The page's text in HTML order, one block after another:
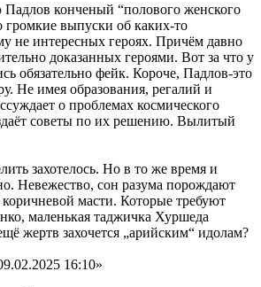
конченый “полового женского
громкие выпуски об каких-то
не интересных героях. Причём давно
доказанных героями. Вот за что у
обязательно фейк. Короче, Падлов-это
Не имея образования, регалий и
о проблемах космического
советы по их решению. Вылитый
захотелось. Но в то же время и
Невежество, сон разума порождают
масти. Которые требуют
маленькая таджичка Хуршеда
жертв захочется „арийским“ идолам?
16:10»